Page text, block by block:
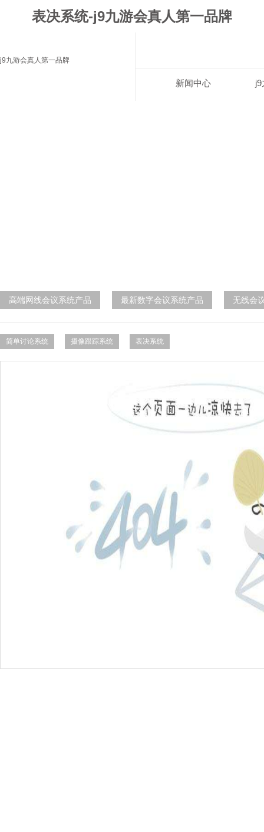
表决系统-j9九游会真人第一品牌
j9九游会真人第一品牌
新闻中心
高端网线会议系统产品 最新数字会议系统产品 无线会
简单讨论系统 摄像跟踪系统 表决系统